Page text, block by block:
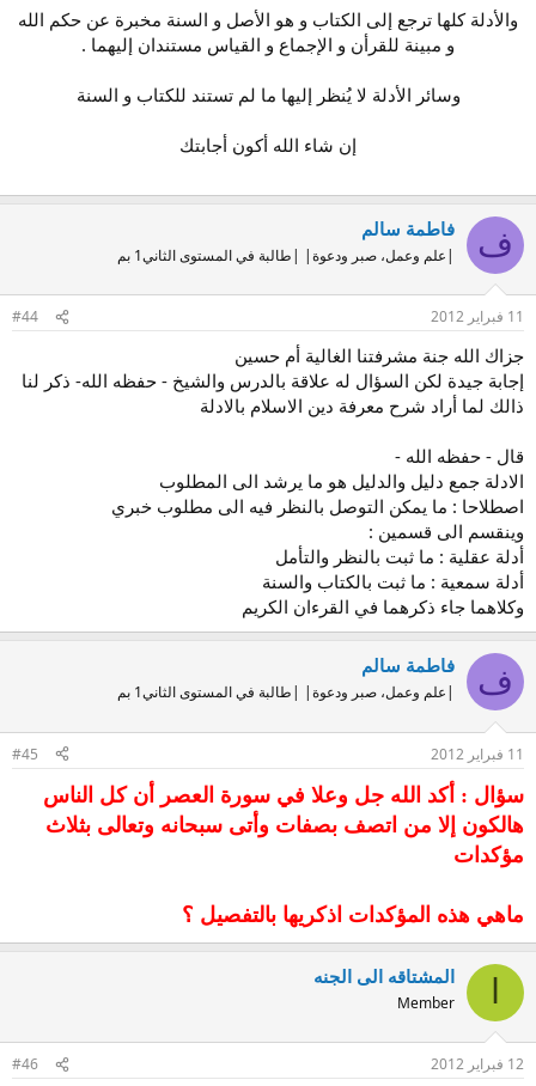
والأدلة كلها ترجع إلى الكتاب و هو الأصل و السنة مخبرة عن حكم الله
و مبينة للقرأن و الإجماع و القياس مستندان إليهما .
وسائر الأدلة لا يُنظر إليها ما لم تستند للكتاب و السنة
إن شاء الله أكون أجابتك
ف فاطمة سالم
|علم وعمل، صبر ودعوة| |طالبة في المستوى الثاني1 بم
11 فبراير 2012 #44
جزاك الله جنة مشرفتنا الغالية أم حسين
إجابة جيدة لكن السؤال له علاقة بالدرس والشيخ - حفظه الله- ذكر لنا
ذالك لما أراد شرح معرفة دين الاسلام بالادلة
قال - حفظه الله -
الادلة جمع دليل والدليل هو ما يرشد الى المطلوب
اصطلاحا : ما يمكن التوصل بالنظر فيه الى مطلوب خبري
وينقسم الى قسمين :
أدلة عقلية : ما ثبت بالنظر والتأمل
أدلة سمعية : ما ثبت بالكتاب والسنة
وكلاهما جاء ذكرهما في القرءان الكريم
ف فاطمة سالم
|علم وعمل، صبر ودعوة| |طالبة في المستوى الثاني1 بم
11 فبراير 2012 #45
سؤال : أكد الله جل وعلا في سورة العصر أن كل الناس
هالكون إلا من اتصف بصفات وأتى سبحانه وتعالى بثلاث
مؤكدات
ماهي هذه المؤكدات اذكريها بالتفصيل ؟
المشتاقه الى الجنه
Member
12 فبراير 2012 #46